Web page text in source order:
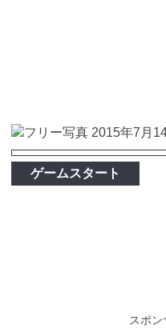
ゲームスタート
スポン